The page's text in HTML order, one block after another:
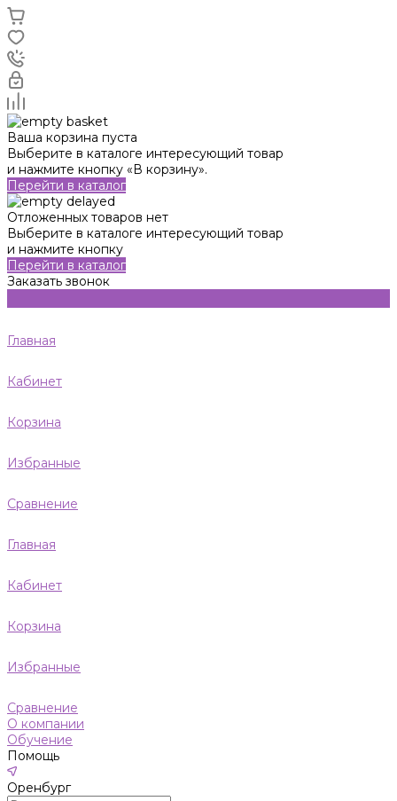
Ваша корзина пуста
Выберите в каталоге интересующий товар
и нажмите кнопку «В корзину».
Перейти в каталог
Отложенных товаров нет
Выберите в каталоге интересующий товар
и нажмите кнопку
Перейти в каталог
Заказать звонок
Главная
Кабинет
Корзина
Избранные
Сравнение
Главная
Кабинет
Корзина
Избранные
Сравнение
О компании
Обучение
Помощь
Оренбург